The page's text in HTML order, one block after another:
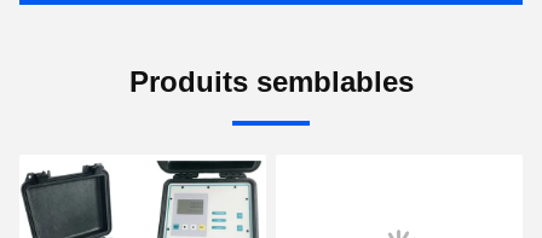
Produits semblables